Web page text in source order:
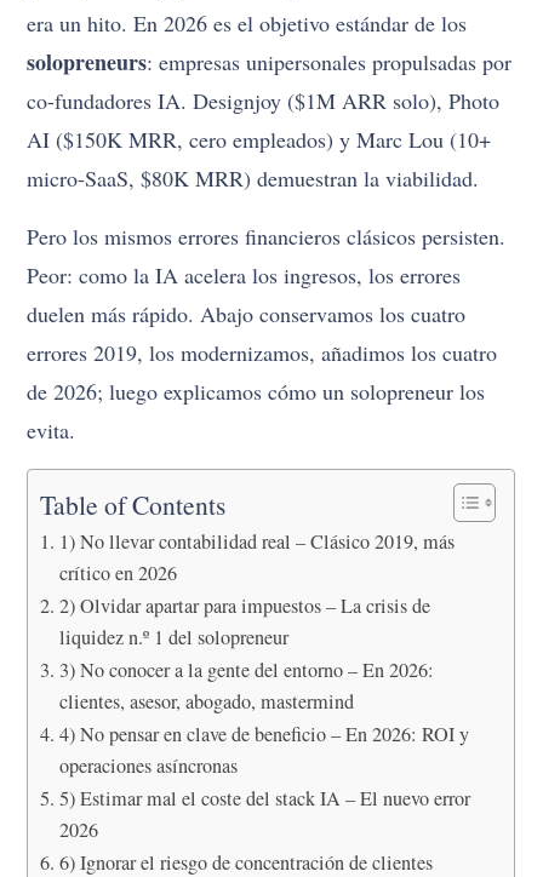
era un hito. En 2026 es el objetivo estándar de los
solopreneurs: empresas unipersonales propulsadas por
co-fundadores IA. Designjoy ($1M ARR solo), Photo
AI ($150K MRR, cero empleados) y Marc Lou (10+
micro-SaaS, $80K MRR) demuestran la viabilidad.
Pero los mismos errores financieros clásicos persisten.
Peor: como la IA acelera los ingresos, los errores
duelen más rápido. Abajo conservamos los cuatro
errores 2019, los modernizamos, añadimos los cuatro
de 2026; luego explicamos cómo un solopreneur los
evita.
Table of Contents
1) No llevar contabilidad real – Clásico 2019, más
crítico en 2026
2) Olvidar apartar para impuestos – La crisis de
liquidez n.º 1 del solopreneur
3) No conocer a la gente del entorno – En 2026:
clientes, asesor, abogado, mastermind
4) No pensar en clave de beneficio – En 2026: ROI y
operaciones asíncronas
5) Estimar mal el coste del stack IA – El nuevo error
2026
6) Ignorar el riesgo de concentración de clientes